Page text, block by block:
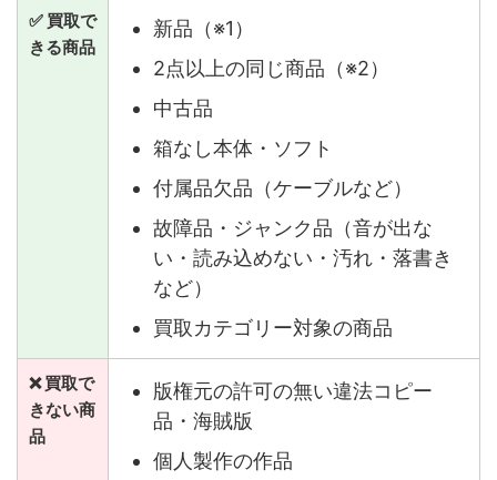
✅ 買取で
きる商品
新品（※1）
2点以上の同じ商品（※2）
中古品
箱なし本体・ソフト
付属品欠品（ケーブルなど）
故障品・ジャンク品（音が出な
い・読み込めない・汚れ・落書き
など）
買取カテゴリー対象の商品
❌ 買取で
きない商
品
版権元の許可の無い違法コピー
品・海賊版
個人製作の作品